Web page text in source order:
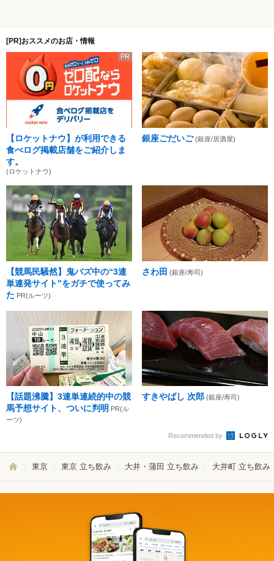
[PR]おススメのお店・情報
PR
【ロケットナウ】が利用できる
食べログ掲載店舗をご紹介しま
す。
(ロケットナウ)
銀座ごだいご (銀座/居酒屋)
【競馬民騒然】鬼バズ中の“3連
単連発サイト”をガチで使ってみ
た PR(ルーツ)
さわ田 (銀座/寿司)
【話題沸騰】3連単連続的中の競
馬予想サイト、ついに判明 PR(ル
ーツ)
すきやばし 次郎 (銀座/寿司)
Recommended by
東京 東京 立ち飲み 大井・蒲田 立ち飲み 大井町 立ち飲み